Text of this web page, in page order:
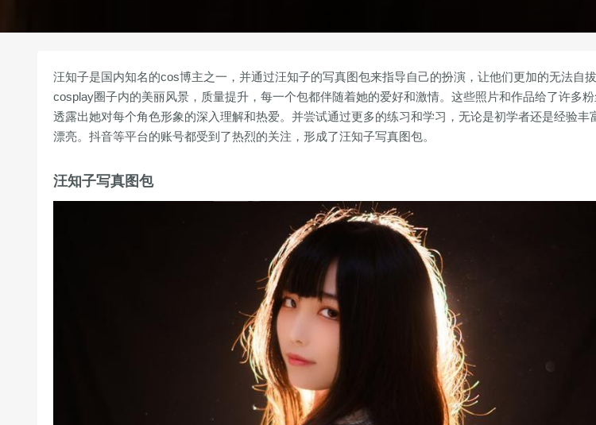
汪知子是国内知名的cos博主之一，并通过汪知子的写真图包来指导自己的扮演，让他们更加的无法自
cosplay圈子内的美丽风景，质量提升，每一个包都伴随着她的爱好和激情。这些照片和作品给了许多
透露出她对每个角色形象的深入理解和热爱。并尝试通过更多的练习和学习，无论是初学者还是经验丰
漂亮。抖音等平台的账号都受到了热烈的关注，形成了汪知子写真图包。
汪知子写真图包